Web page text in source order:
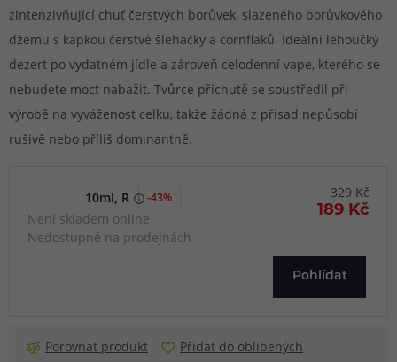
zintenzivňující chuť čerstvých borůvek, slazeného borůvkového
džemu s kapkou čerstvé šlehačky a cornflaků. Ideální lehoučký
dezert po vydatném jídle a zároveň celodenní vape, kterého se
nebudete moct nabažit. Tvůrce příchutě se soustředil při
výrobě na vyváženost celku, takže žádná z přísad nepůsobí
rušivě nebo příliš dominantně.
10ml, R -43%
Není skladem online
Nedostupné na prodejnách
329 Kč
189 Kč
Pohlídat
Porovnat produkt
Přidat do oblíbených